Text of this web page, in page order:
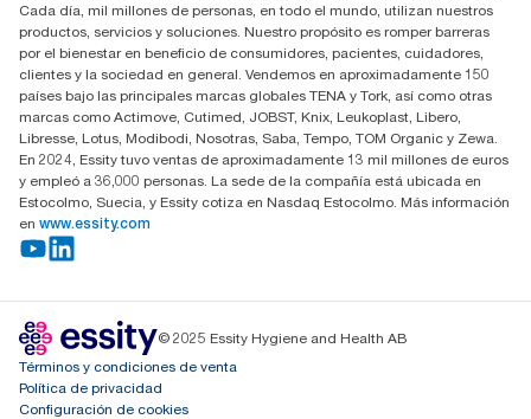
Cada día, mil millones de personas, en todo el mundo, utilizan nuestros
productos, servicios y soluciones. Nuestro propósito es romper barreras
por el bienestar en beneficio de consumidores, pacientes, cuidadores,
clientes y la sociedad en general. Vendemos en aproximadamente 150
países bajo las principales marcas globales TENA y Tork, así como otras
marcas como Actimove, Cutimed, JOBST, Knix, Leukoplast, Libero,
Libresse, Lotus, Modibodi, Nosotras, Saba, Tempo, TOM Organic y Zewa.
En 2024, Essity tuvo ventas de aproximadamente 13 mil millones de euros
y empleó a 36,000 personas. La sede de la compañía está ubicada en
Estocolmo, Suecia, y Essity cotiza en Nasdaq Estocolmo. Más información
en www.essity.com
© 2025 Essity Hygiene and Health AB
Términos y condiciones de venta
Política de privacidad
Configuración de cookies